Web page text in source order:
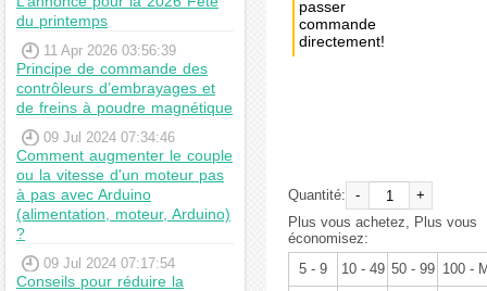
du printemps
11 Apr 2026 03:56:39
Principe de commande des
contrôleurs d’embrayages et
de freins à poudre magnétique
09 Jul 2024 07:34:46
Comment augmenter le couple
ou la vitesse d'un moteur pas
à pas avec Arduino
(alimentation, moteur, Arduino)
?
09 Jul 2024 07:17:54
Conseils pour réduire la
passer
commande
directement!
Quantité: -
+
Plus vous achetez, Plus vous
économisez:
5 - 9
10 - 49 50 - 99 100 -